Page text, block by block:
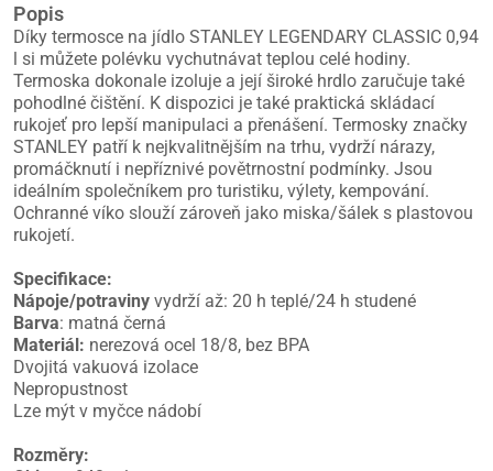
Popis
Díky termosce na jídlo STANLEY LEGENDARY CLASSIC 0,94
l si můžete polévku vychutnávat teplou celé hodiny.
Termoska dokonale izoluje a její široké hrdlo zaručuje také
pohodlné čištění. K dispozici je také praktická skládací
rukojeť pro lepší manipulaci a přenášení. Termosky značky
STANLEY patří k nejkvalitnějším na trhu, vydrží nárazy,
promáčknutí i nepříznivé povětrnostní podmínky. Jsou
ideálním společníkem pro turistiku, výlety, kempování.
Ochranné víko slouží zároveň jako miska/šálek s plastovou
rukojetí.
Specifikace:
Nápoje/potraviny vydrží až: 20 h teplé/24 h studené
Barva: matná černá
Materiál: nerezová ocel 18/8, bez BPA
Dvojitá vakuová izolace
Nepropustnost
Lze mýt v myčce nádobí
Rozměry: